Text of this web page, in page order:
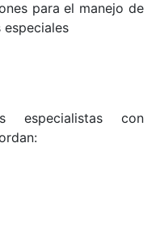
para el manejo de
especiales
especialistas con